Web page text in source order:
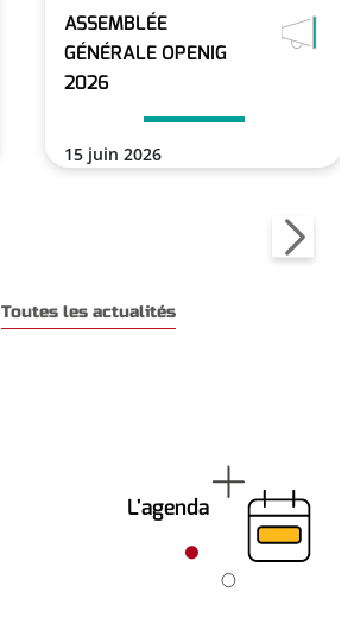
ASSEMBLÉE
GÉNÉRALE OPENIG
2026
15 juin 2026
Toutes les actualités
L'agenda